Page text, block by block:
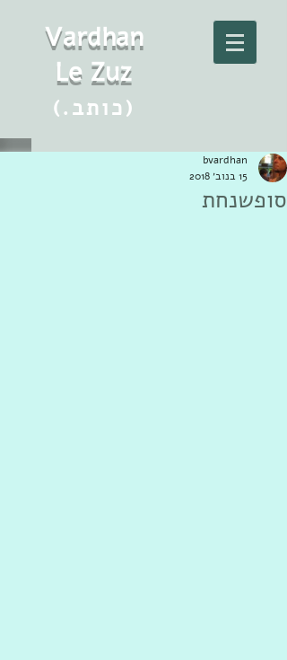
Vardhan
Le Zuz
(.כותב)
סופשנחת
bvardhan
15 בנוב׳ 2018